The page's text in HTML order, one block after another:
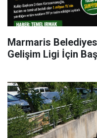
Marmaris
Gelişim Ligi İçin